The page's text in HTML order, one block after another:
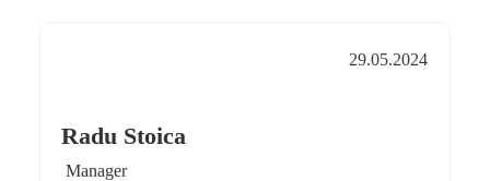
Radu Stoica
Manager
29.05.2024